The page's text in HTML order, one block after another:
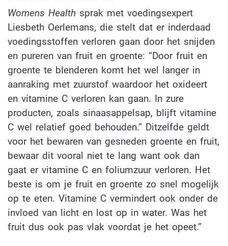
Womens Health sprak met voedingsexpert
Liesbeth Oerlemans, die stelt dat er inderdaad
voedingsstoffen verloren gaan door het snijden
en pureren van fruit en groente: “Door fruit en
groente te blenderen komt het wel langer in
aanraking met zuurstof waardoor het oxideert
en vitamine C verloren kan gaan. In zure
producten, zoals sinaasappelsap, blijft vitamine
C wel relatief goed behouden.” Ditzelfde geldt
voor het bewaren van gesneden groente en fruit,
bewaar dit vooral niet te lang want ook dan
gaat er vitamine C en foliumzuur verloren. Het
beste is om je fruit en groente zo snel mogelijk
op te eten. Vitamine C vermindert ook onder de
invloed van licht en lost op in water. Was het
fruit dus ook pas vlak voordat je het opeet.”